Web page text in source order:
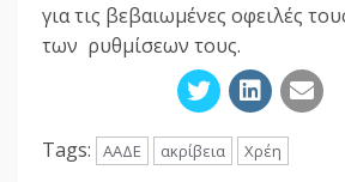
για τις βεβαιωμένες οφειλές
των ρυθμίσεων τους.
Tags: ΑΑΔΕ ακρίβεια Χρέη